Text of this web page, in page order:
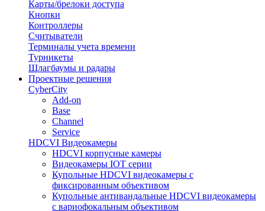
Карты/брелоки доступа
Кнопки
Контроллеры
Считыватели
Терминалы учета времени
Турникеты
Шлагбаумы и радары
Проектные решения
CyberCity
Add-on
Base
Channel
Service
HDCVI Видеокамеры
HDCVI корпусные камеры
Видеокамеры IOT серии
Купольные HDCVI видеокамеры с
фиксированным объективом
Купольные антивандальные HDCVI видеокамеры
с вариофокальным объективом